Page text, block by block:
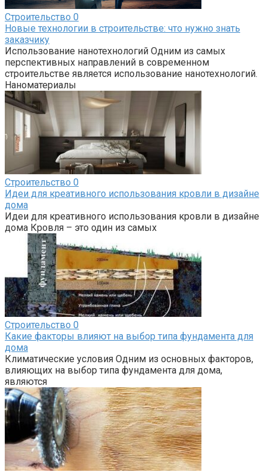
Строительство 0
Новые технологии в строительстве: что нужно знать
заказчику
Использование нанотехнологий Одним из самых
перспективных направлений в современном
строительстве является использование нанотехнологий.
Наноматериалы
Строительство 0
Идеи для креативного использования кровли в дизайне
дома
Идеи для креативного использования кровли в дизайне
дома Кровля – это один из самых
Строительство 0
Какие факторы влияют на выбор типа фундамента для
дома
Климатические условия Одним из основных факторов,
влияющих на выбор типа фундамента для дома,
являются